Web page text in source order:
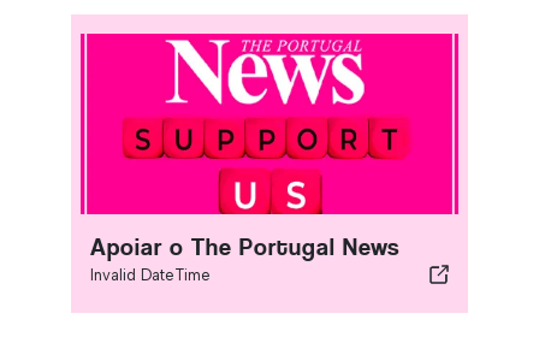
Apoiar o The Portugal News
Invalid DateTime